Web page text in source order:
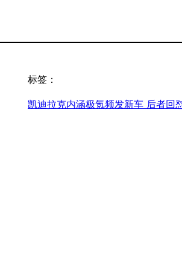
标签：
凯迪拉克内涵极氪频发新车 后者回